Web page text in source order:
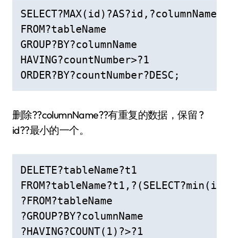
FROM?tableName
GROUP?BY?columnName
HAVING?countNumber>?1
ORDER?BY?countNumber?DESC;
删除??columnName??有重复的数据，保留 ?
id??最小的一个。
DELETE?tableName?t1
?FROM?tableName
?GROUP?BY?columnName
?HAVING?COUNT(1)?>?1